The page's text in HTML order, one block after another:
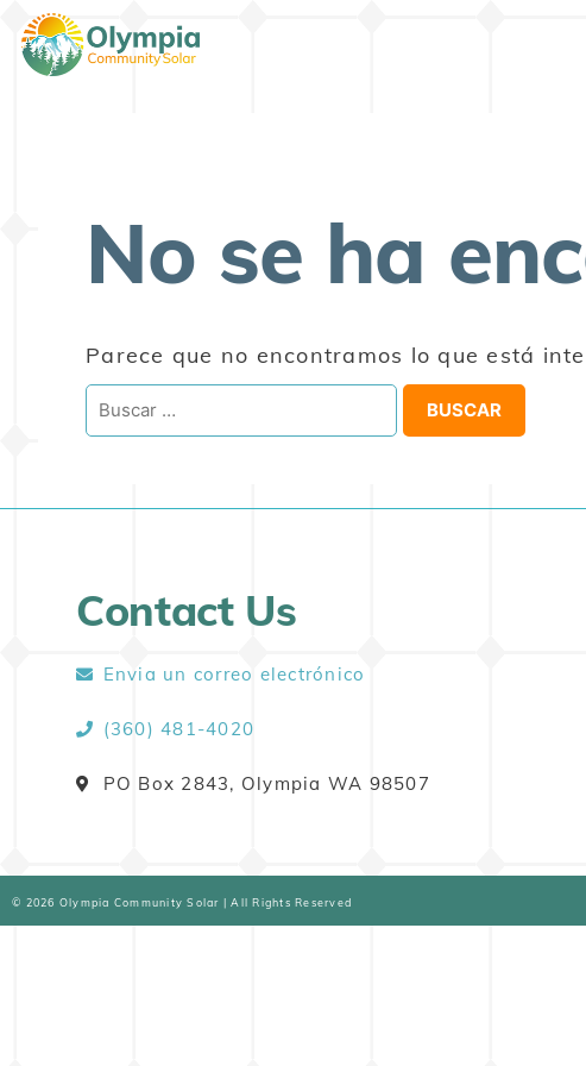
No se ha
Parece que no encontramos lo que está
Contact Us
Envia un correo electrónico
(360) 481-4020
PO Box 2843, Olympia WA 98507
© 2026 Olympia Community Solar | All Rights Reserved